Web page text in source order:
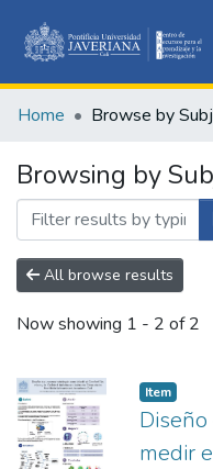
Home Browse by
Browsing by
All browse results
Now showing 1 - 2 of 2
Item
medir